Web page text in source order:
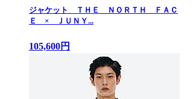
ジャケット ＴＨＥ ＮＯＲＴＨ ＦＡＣ
Ｅ × ＪＵＮＹ...
105,600円